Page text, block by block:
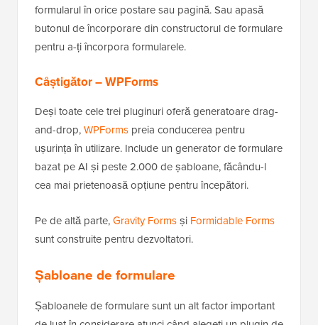
formularul în orice postare sau pagină. Sau apasă
butonul de încorporare din constructorul de formulare
pentru a-ți încorpora formularele.
Câștigător – WPForms
Deși toate cele trei pluginuri oferă generatoare drag-
and-drop,WPForms preia conducerea pentru
ușurința în utilizare. Include un generator de formulare
bazat pe AI și peste 2.000 de șabloane, făcându-l
cea mai prietenoasă opțiune pentru începători.
Pe de altă parte,Gravity Formsși Formidable Forms
sunt construite pentru dezvoltatori.
Șabloane de formulare
Șabloanele de formulare sunt un alt factor important